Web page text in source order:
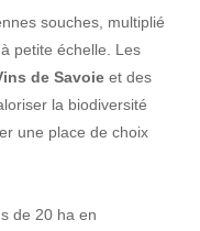
souches, multiplié
petite échelle. Les
de Savoie et des
la biodiversité
une place de choix
de 20 ha en